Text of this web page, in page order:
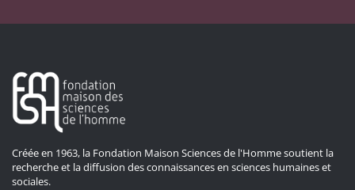
Créée en 1963, la Fondation Maison Sciences de l'Homme soutient la
recherche et la diffusion des connaissances en sciences humaines et
sociales.